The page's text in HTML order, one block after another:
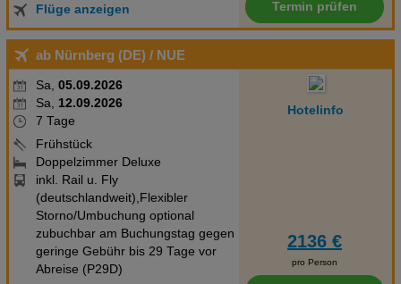
Flüge anzeigen
Termin prüfen
ab Nürnberg (DE) / NUE
Sa, 05.09.2026
Sa, 12.09.2026
7 Tage
Frühstück
Doppelzimmer Deluxe
inkl. Rail u. Fly
(deutschlandweit),Flexibler
Storno/Umbuchung optional
zubuchbar am Buchungstag gegen
geringe Gebühr bis 29 Tage vor
Abreise (P29D)
Hotelinfo
2136 €
pro Person